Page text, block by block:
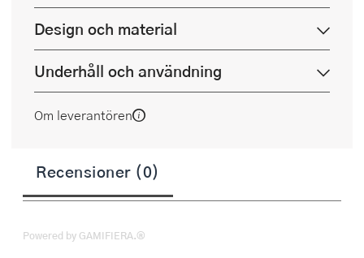
Design och material
Underhåll och användning
Om leverantören
Recensioner (0)
Powered by GAMIFIERA.®